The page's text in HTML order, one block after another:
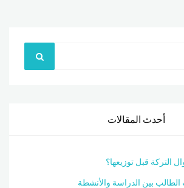
أحدث المقالات
التركة قبل توزيعها؟
الطالب بين الدراسة والأنشطة